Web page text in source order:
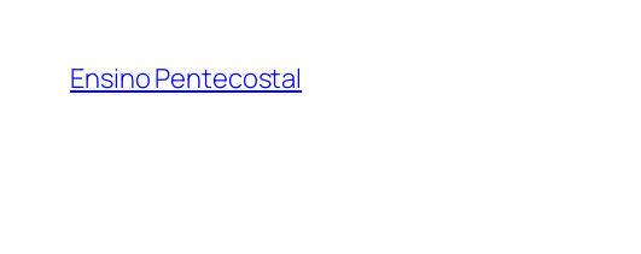
Ensino Pentecostal